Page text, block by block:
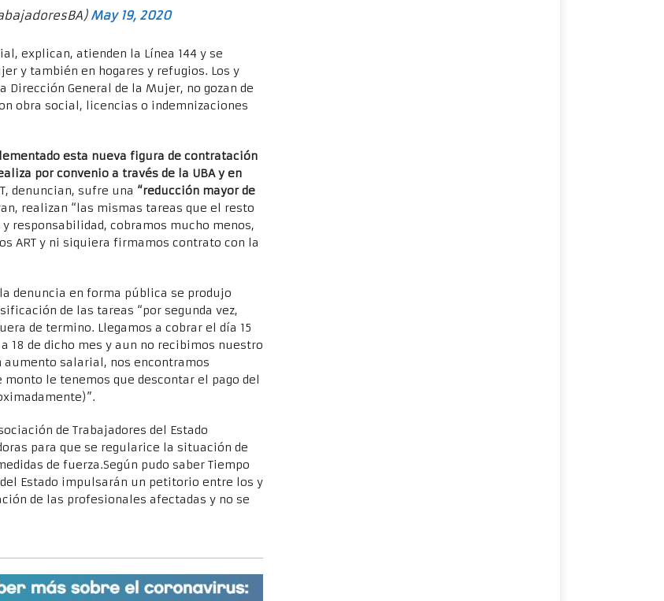
May 19, 2020
explican, atienden la Línea 144 y se
y también en hogares y refugios. Los y
General de la Mujer, no gozan de
obra social, licencias o indemnizaciones
esta nueva figura de contratación
por convenio a través de la UBA y en
denuncian, sufre una “reducción mayor de
realizan “las mismas tareas que el resto
responsabilidad, cobramos mucho menos,
ART y ni siquiera firmamos contrato con la
denuncia en forma pública se produjo
de las tareas “por segunda vez,
de termino. Llegamos a cobrar el día 15
18 de dicho mes y aun no recibimos nuestro
aumento salarial, nos encontramos
le tenemos que descontar el pago del
de Trabajadores del Estado
para que se regularice la situación de
de fuerza.Según pudo saber Tiempo
Estado impulsarán un petitorio entre los y
de las profesionales afectadas y no se